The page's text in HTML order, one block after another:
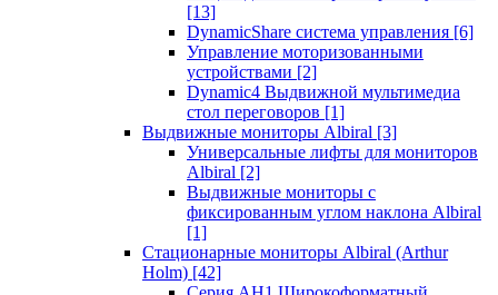
[13]
DynamicShare система управления [6]
Управление моторизованными
устройствами [2]
Dynamic4 Выдвижной мультимедиа
стол переговоров [1]
Выдвижные мониторы Albiral [3]
Универсальные лифты для мониторов
Albiral [2]
Выдвижные мониторы с
фиксированным углом наклона Albiral
[1]
Стационарные мониторы Albiral (Arthur
Holm) [42]